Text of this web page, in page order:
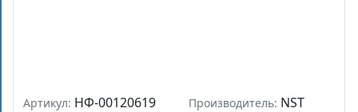
Артикул: НФ-00120619 Производитель: NST